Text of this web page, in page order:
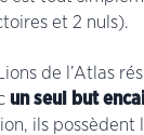
et 2 nuls).
de l’Atlas
un seul but
ils possèdent